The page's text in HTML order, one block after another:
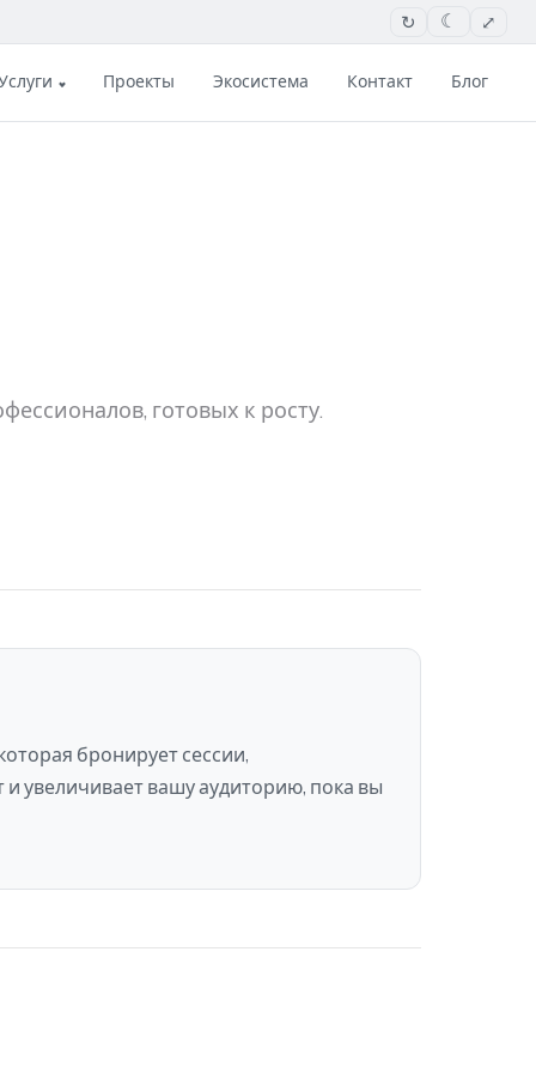
↻ ☾ ⤢
Проекты Экосистема Контакт Блог
готовых к росту.
бронирует сессии,
увеличивает вашу аудиторию, пока вы